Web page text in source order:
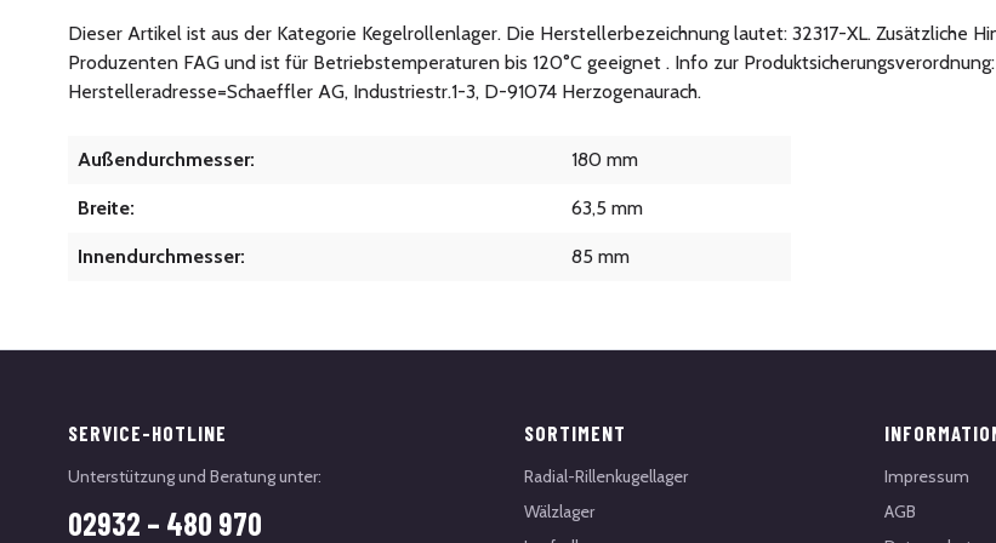
Dieser Artikel ist aus der Kategorie Kegelrollenlager. Die Herstellerbezeichnung lautet: 32317-XL. Zusätzliche
Produzenten FAG und ist für Betriebstemperaturen bis 120°C geeignet . Info zur
Herstelleradresse=Schaeffler AG, Industriestr.1-3, D-91074 Herzogenaurach.
Außendurchmesser: 180 mm
Breite: 63,5 mm
Innendurchmesser: 85 mm
SERVICE-HOTLINE
Unterstützung und Beratung unter:
02932 – 480 970
SORTIMENT
Radial-Rillenkugellager
Wälzlager
Impressum
AGB